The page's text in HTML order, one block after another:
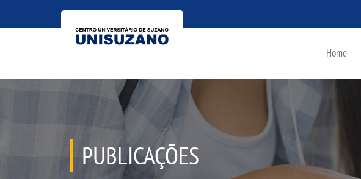
Home
PUBLICAÇÕES